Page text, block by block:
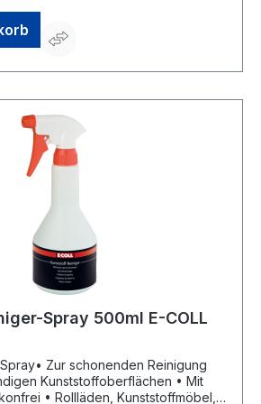
Eisenhändler GmbH, EDE Platz 1,
+4920260960,
Spray 500ml E-COLL
Zur schonenden Reinigung
Kunststoffoberflächen • Mit